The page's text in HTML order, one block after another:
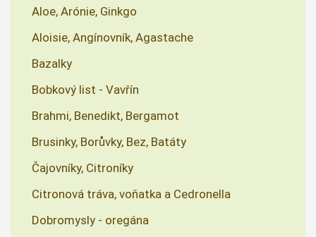
Aloe, Arónie, Ginkgo
Aloisie, Angínovník, Agastache
Bazalky
Bobkový list - Vavřín
Brahmi, Benedikt, Bergamot
Brusinky, Borůvky, Bez, Batáty
Čajovníky, Citroníky
Citronová tráva, voňatka a Cedronella
Dobromysly - oregána